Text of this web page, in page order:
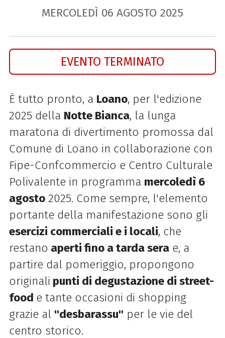
MERCOLEDÌ 06 AGOSTO 2025
EVENTO TERMINATO
È tutto pronto, a Loano, per l'edizione
2025 della Notte Bianca, la lunga
maratona di divertimento promossa dal
Comune di Loano in collaborazione con
Fipe-Confcommercio e Centro Culturale
Polivalente in programma mercoledì 6
agosto2025. Come sempre, l'elemento
portante della manifestazione sono gli
esercizi commerciali e i locali, che
restano aperti fino a tarda serae, a
partire dal pomeriggio, propongono
originali punti di degustazione di street-
food e tante occasioni di shopping
grazie al ''desbarassu'' per le vie del
centro storico.